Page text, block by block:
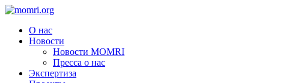
О нас
Новости
Новости MOMRI
Пресса о нас
Экспертиза